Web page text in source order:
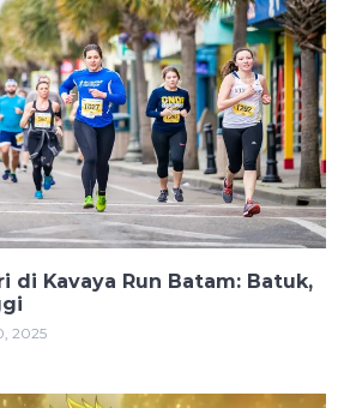
di Kavaya Run Batam: Batuk,
2025